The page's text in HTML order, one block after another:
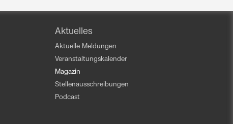
Aktuelles
Aktuelle Meldungen
Veranstaltungskalender
Magazin
Stellenausschreibungen
Podcast